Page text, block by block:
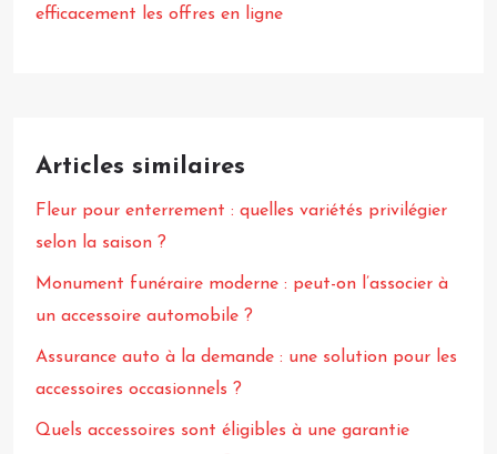
efficacement les offres en ligne
Articles similaires
Fleur pour enterrement : quelles variétés privilégier
selon la saison ?
Monument funéraire moderne : peut-on l’associer à
un accessoire automobile ?
Assurance auto à la demande : une solution pour les
accessoires occasionnels ?
Quels accessoires sont éligibles à une garantie